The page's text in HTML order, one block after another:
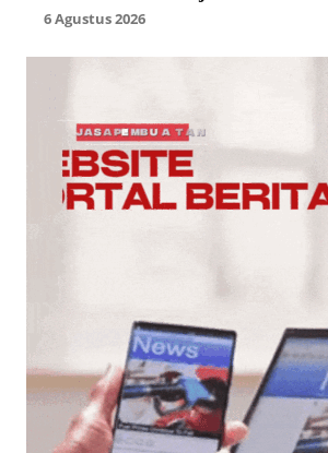
6 Agustus 2026